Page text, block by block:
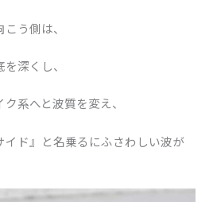
う側は、
深くし、
系へと波質を変え、
イド』と名乗るにふさわしい波が